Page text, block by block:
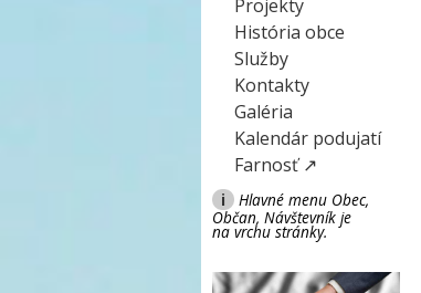
Projekty
História obce
Služby
Kontakty
Galéria
Kalendár podujatí
Farnosť ↗
i
Hlavné menu Obec,
Občan, Návštevník je
na vrchu stránky.